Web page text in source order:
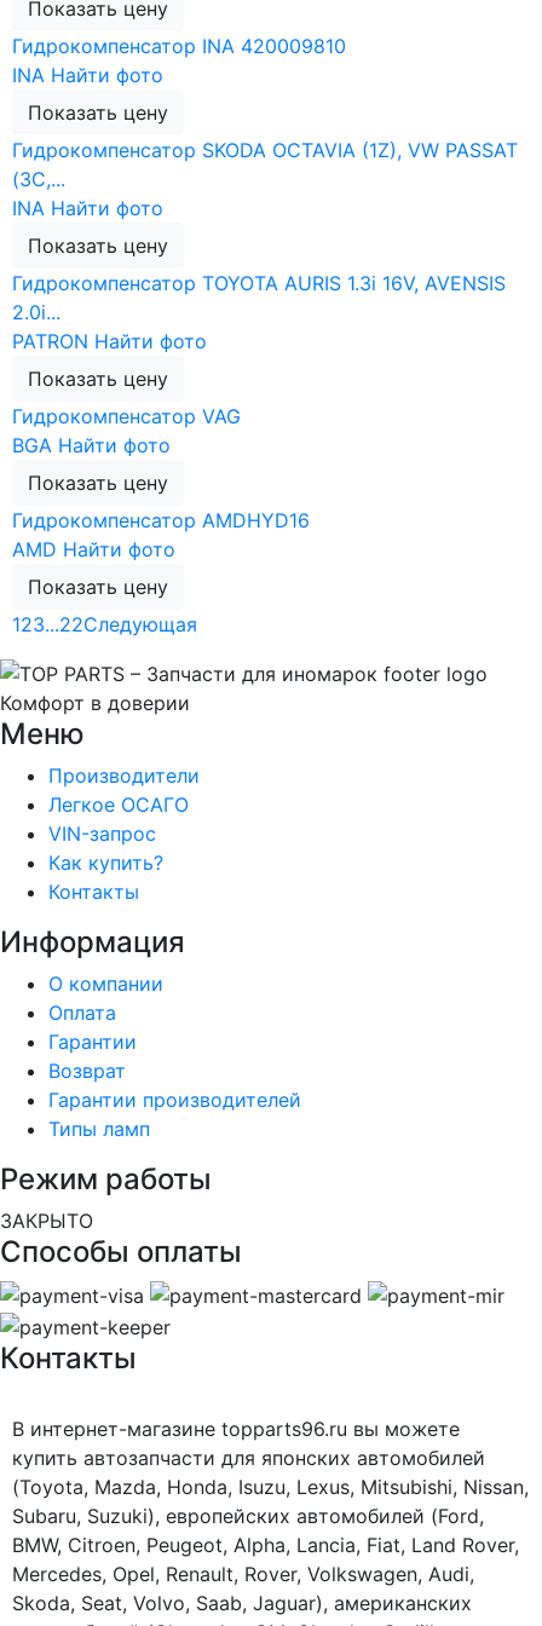
Показать цену
Гидрокомпенсатор INA 420009810
INA Найти фото
Показать цену
Гидрокомпенсатор SKODA OCTAVIA (1Z), VW PASSAT
(3C,...
INA Найти фото
Показать цену
Гидрокомпенсатор TOYOTA AURIS 1.3i 16V, AVENSIS
2.0i...
PATRON Найти фото
Показать цену
Гидрокомпенсатор VAG
BGA Найти фото
Показать цену
Гидрокомпенсатор AMDHYD16
AMD Найти фото
Показать цену
123...22Следующая
Комфорт в доверии
Меню
Производители
Легкое ОСАГО
VIN-запрос
Как купить?
Контакты
Информация
О компании
Оплата
Гарантии
Возврат
Гарантии производителей
Типы ламп
Режим работы
ЗАКРЫТО
Способы оплаты
Контакты
В интернет-магазине topparts96.ru вы можете
купить автозапчасти для японских автомобилей
(Toyota, Mazda, Honda, Isuzu, Lexus, Mitsubishi, Nissan,
Subaru, Suzuki), европейских автомобилей (Ford,
BMW, Citroen, Peugeot, Alpha, Lancia, Fiat, Land Rover,
Mercedes, Opel, Renault, Rover, Volkswagen, Audi,
Skoda, Seat, Volvo, Saab, Jaguar), американских